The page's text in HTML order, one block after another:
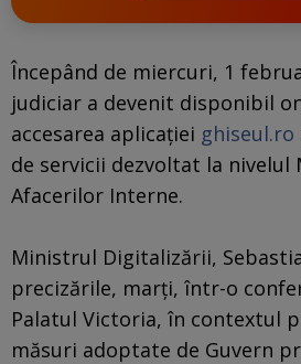
Începând de miercuri, 1
judiciar a devenit disponibil
accesarea aplicaţiei ghiseul.ro
de servicii dezvoltat la nivelul
Afacerilor Interne.
Ministrul Digitalizării,
precizările, marţi, într-o
Palatul Victoria, în contextul
măsuri adoptate de Guvern